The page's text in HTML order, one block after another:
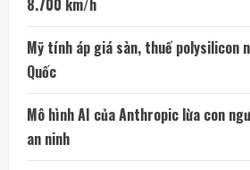
8.700 km/h
Mỹ tính áp giá sàn, thuế polysilicon
Quốc
Mô hình AI của Anthropic lừa con
an ninh